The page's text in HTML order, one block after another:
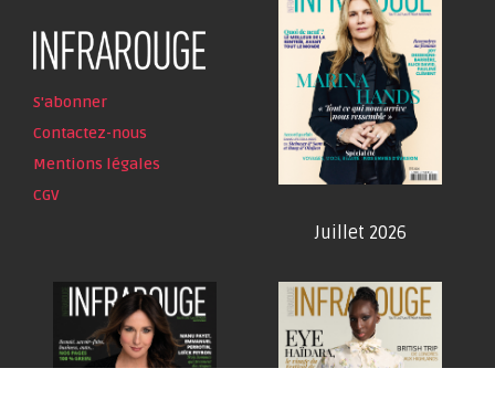
S'abonner
Contactez-nous
Mentions légales
CGV
Juillet 2026